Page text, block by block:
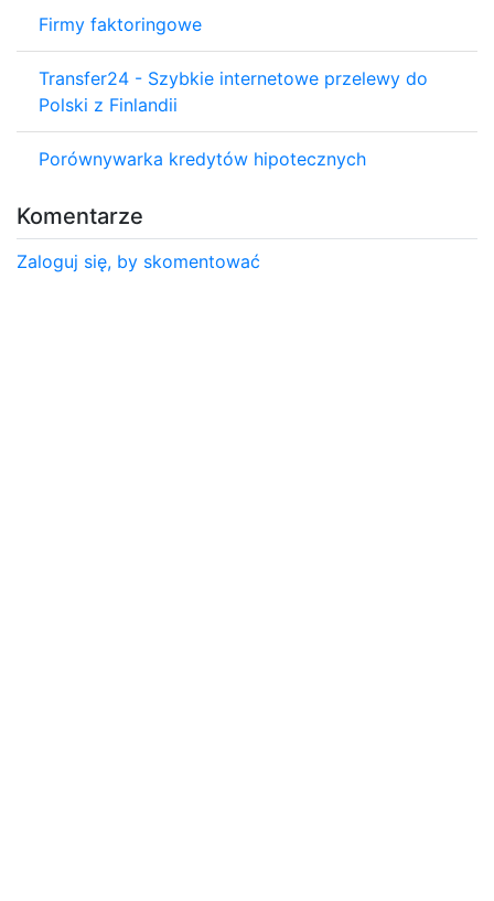
Firmy faktoringowe
Transfer24 - Szybkie internetowe przelewy do
Polski z Finlandii
Porównywarka kredytów hipotecznych
Komentarze
Zaloguj się, by skomentować